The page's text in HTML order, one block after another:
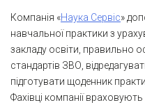
Компанія «Наука Сервіс»
навчальної практики з
закладу освіти, правильно
стандартів ЗВО,
підготувати щоденник
Фахівці компанії враховують